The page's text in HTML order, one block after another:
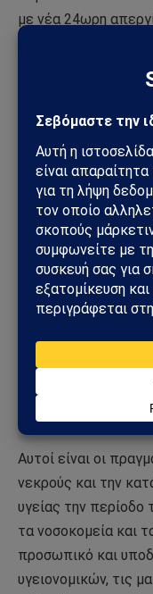
με νέα 24ωρη
Είναι ο μόνος
να μην
Βάζουμε στο
Το κράτος των
υπηρετούν
πολιτική που
ζωή μας, τα
κόστος από τη μία
επιχειρηματικών
Αυτοί είναι οι
έγκλημα στα
εγκλήματα που
σε βάρος μας.
Αυτοί είναι οι
νεκρούς και την
υγείας την περίοδο
τα νοσοκομεία και
προσωπικό και
υγειονομικών, τις